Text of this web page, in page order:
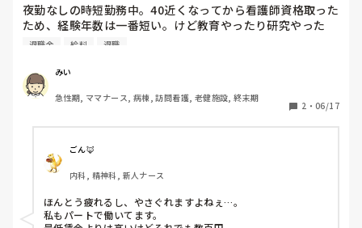
夜勤なしの時短勤務中。40近くなってから看護師資格取った
ため、経験年数は一番短い。けど教育やったり研究やった
り、代理やったり責任は思い。けど、ふと気づいてしまっ
低いの私だ！！！なんでこんなに頑張ってやってるんだろ
う。全く給料に反映されないのに。歳いってるから昇給の打
ち止め早いし退職金も少ない。こんな歳から看護師を選んだ
子供の熱で休んだり迷惑かけることもあるし、働かせてもら
っていることに感謝しなきゃなのに…。疲れるとやさぐれる
退職金 給料 退職
みい
急性期, ママナース, 病棟, 訪問看護, 老健施設, 終末期
2 ・ 06/17
ごん🦊
内科, 精神科, 新人ナース
ほんとう疲れるし、やさぐれますよねぇ…。
私もパートで働いてます。